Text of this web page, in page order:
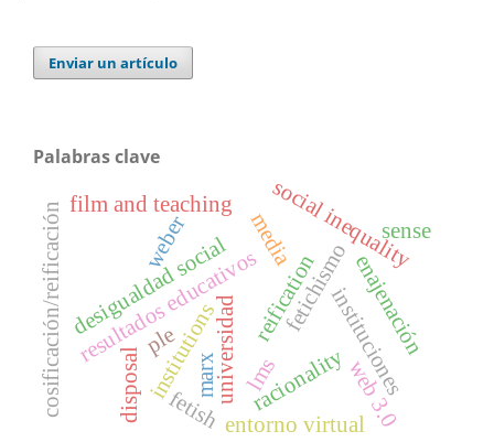
Enviar un artículo
Palabras clave
universidad
fetichismo
resultados educativos
social inequality
desigualdad social
racionality
weber
institutions instituciones
fetish
disposal
reification enajenación
cosificación/reificación marx
media
film and teaching
ple
lms
entorno virtualweb 3.0
sense